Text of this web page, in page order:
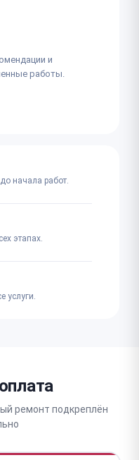
и
работы.
начала работ.
этапах.
услуги.
ремонт подкреплён